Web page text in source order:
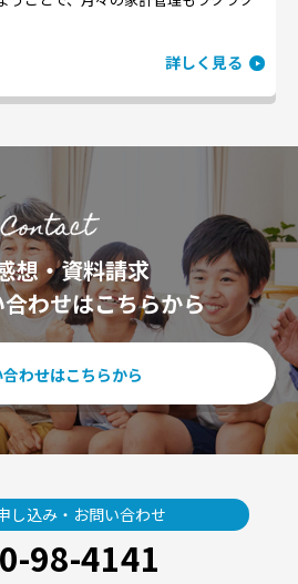
詳しく見る
想・資料請求
わせはこちらから
わせはこちらから
し込み・お問い合わせ
98-4141